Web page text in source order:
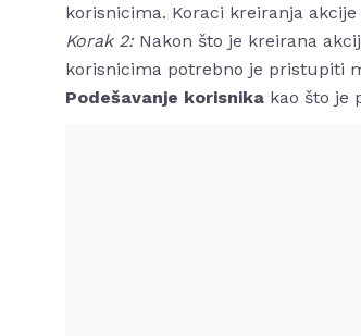
korisnicima. Koraci kreiranja
Korak 2: Nakon što je kreirana
korisnicima potrebno je pristupiti
Podešavanje korisnika kao što je